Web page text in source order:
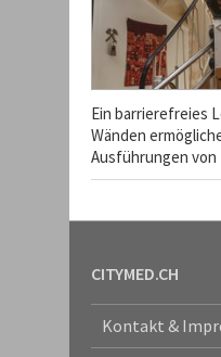
Ein barrierefreies
Wänden
Ausführungen von
CITYMED.CH
Kontakt &